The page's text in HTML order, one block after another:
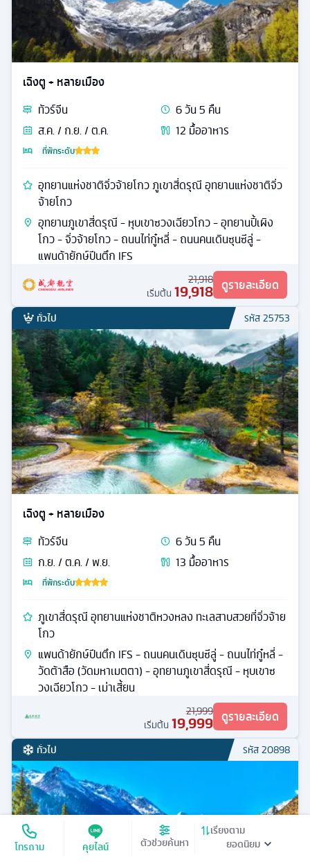
โทรถาม คุยไลน์ ตัวช่วยค้นหา
เรียงตาม
เฉิงตู + หลายเมือง
ทัวร์จีน 6วัน5 คืน
ส.ค. / ก.ย. / ต.ค.
12 มื้ออาหาร
ที่พักระดับ
อุทยานแห่งชาติจิ่วจ้ายโกว ภูเขาสี่ดรุณี อุทยานแห่งชาติจิ่ว
จ้ายโกว
อุทยานภูเขาสี่ดรุณี - หุบเขาซวงเฉียวโกว - อุทยานปี้เผิง
โกว - จิ่วจ้ายโกว - ถนนไท่กู๋หลี่ - ถนนคนเดินซุนซีลู่ -
แพนด้ายักษ์ปีนตึก IFS
21,918
เริ่มต้น 19,918 ดูรายละเอียด
ทั่วไป รหัส25753
เฉิงตู + หลายเมือง
ทัวร์จีน 6วัน5 คืน
ก.ย. / ต.ค. / พ.ย.
13 มื้ออาหาร
ที่พักระดับ
ภูเขาสี่ดรุณี อุทยานแห่งชาติหวงหลง ทะเลสาบสวยที่จิ่วจ้าย
โกว
แพนด้ายักษ์ปีนตึก IFS - ถนนคนเดินซุนซีลู่ - ถนนไท่กู๋หลี่ -
วัดต้าสือ (วัดมหาเมตตา) - อุทยานภูเขาสี่ดรุณี - หุบเขาซ
วงเฉียวโกว - เม่าเสี้ยน
21,999
เริ่มต้น 19,999 ดูรายละเอียด
ทั่วไป รหัส20898